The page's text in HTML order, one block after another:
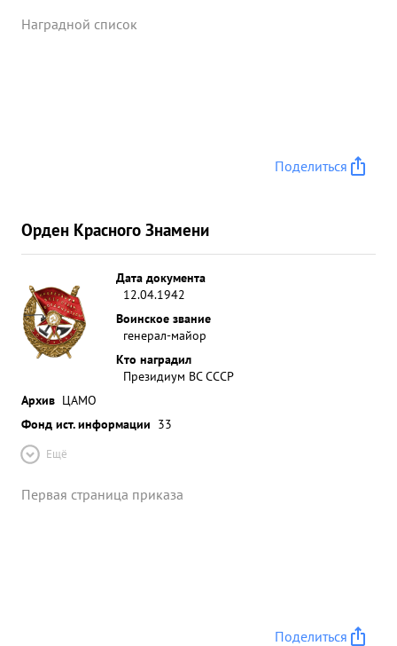
Наградной список
Поделиться
Орден Красного Знамени
Дата документа
12.04.1942
Воинское звание
генерал-майор
Кто наградил
Президиум ВС СССР
Архив ЦАМО
Фонд ист. информации 33
Ещё
Первая страница приказа
Поделиться